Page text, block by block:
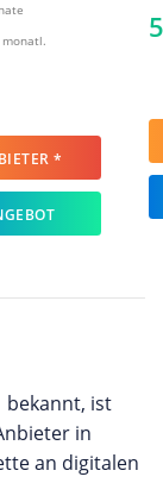
monatl.
*
bekannt, ist
in
an digitalen